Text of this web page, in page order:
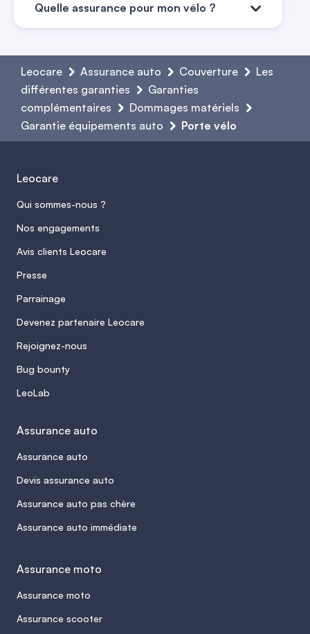
Quelle assurance pour mon vélo ?
souscrire une garantie responsabilité civile.
Une garantie accident complémentaire
vous permet de profiter d’une
indemnisation de vos propres dommages
en cas de sinistre. Enfin, il est fortement
vol et les dégradations. Une garantie
juridique peut également être utile en cas
de litige avec un autre cycliste ou un
Leocare Assurance auto Couverture
Les
différentes garanties
Garanties
complémentaires
Dommages matériels
Garantie équipements auto
Porte vélo
Leocare
Qui sommes-nous ?
Nos engagements
Avis clients Leocare
Presse
Parrainage
Devenez partenaire Leocare
Rejoignez-nous
Bug bounty
LeoLab
Assurance auto
Assurance auto
Devis assurance auto
Assurance auto pas chère
Assurance auto immédiate
Assurance moto
Assurance moto
Assurance scooter